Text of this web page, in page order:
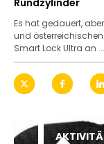
Rundzylinder
Es hat gedauert,
und
Smart Lock Ultra an ...